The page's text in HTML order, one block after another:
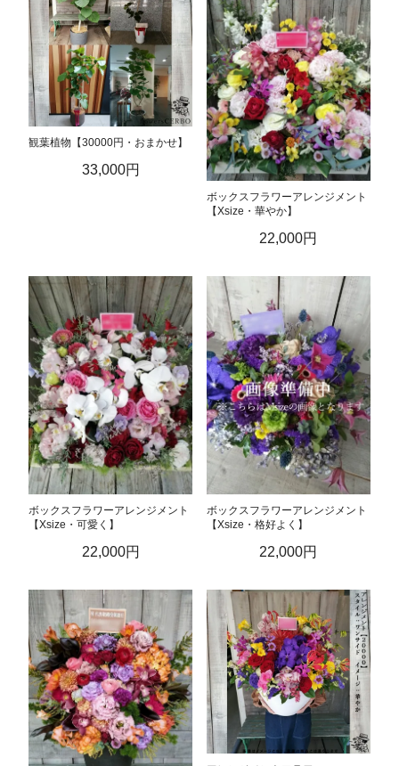
観葉植物【30000円・おまかせ】
33,000円
ボックスフラワーアレンジメント
【Xsize・華やか】
22,000円
ボックスフラワーアレンジメント
【Xsize・可愛く】
22,000円
ボックスフラワーアレンジメント
【Xsize・格好よく】
22,000円